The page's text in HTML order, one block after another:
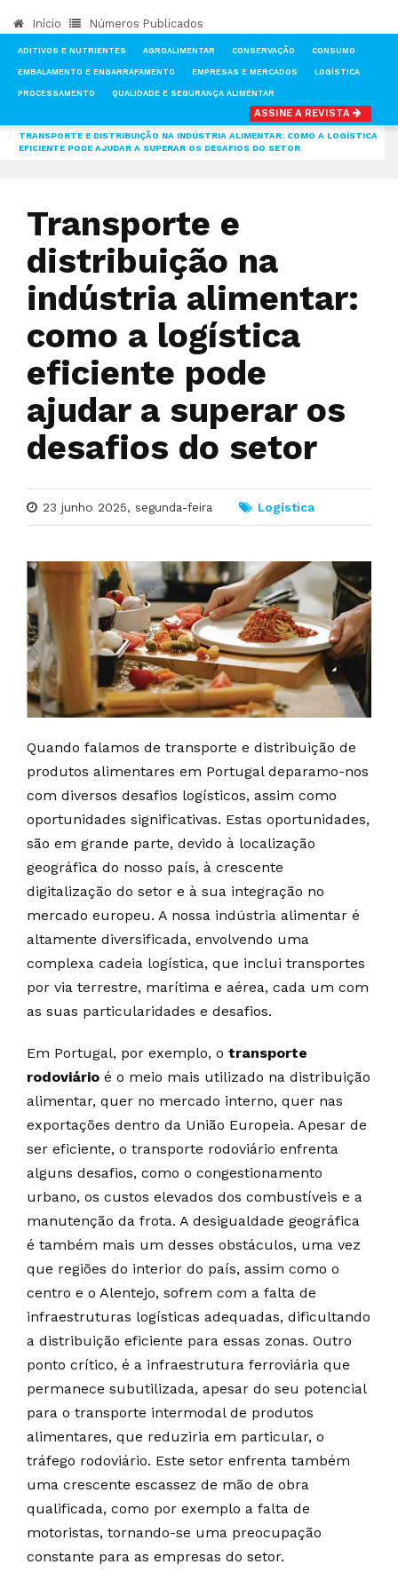
Início Números Publicados
ADITIVOS E NUTRIENTES AGROALIMENTAR CONSERVAÇÃO CONSUMO
EMBALAMENTO E ENGARRAFAMENTO EMPRESAS E MERCADOS LOGÍSTICA
PROCESSAMENTO QUALIDADE E SEGURANÇA ALIMENTAR
ASSINE A REVISTA
TRANSPORTE E DISTRIBUIÇÃO NA INDÚSTRIA ALIMENTAR: COMO A LOGÍSTICA
EFICIENTE PODE AJUDAR A SUPERAR OS DESAFIOS DO SETOR
Transporte e
distribuição na
indústria alimentar:
como a logística
eficiente pode
ajudar a superar os
desafios do setor
23 junho 2025, segunda-feira Logística
Quando falamos de transporte e distribuição de
produtos alimentares em Portugal deparamo-nos
com diversos desafios logísticos, assim como
oportunidades significativas. Estas oportunidades,
são em grande parte, devido à localização
geográfica do nosso país, à crescente
digitalização do setor e à sua integração no
mercado europeu. A nossa indústria alimentar é
altamente diversificada, envolvendo uma
complexa cadeia logística, que inclui transportes
por via terrestre, marítima e aérea, cada um com
as suas particularidades e desafios.
Em Portugal, por exemplo, o transporte
rodoviário é o meio mais utilizado na distribuição
alimentar, quer no mercado interno, quer nas
exportações dentro da União Europeia. Apesar de
ser eficiente, o transporte rodoviário enfrenta
alguns desafios, como o congestionamento
urbano, os custos elevados dos combustíveis e a
manutenção da frota. A desigualdade geográfica
é também mais um desses obstáculos, uma vez
que regiões do interior do país, assim como o
centro e o Alentejo, sofrem com a falta de
infraestruturas logísticas adequadas, dificultando
a distribuição eficiente para essas zonas. Outro
ponto crítico, é a infraestrutura ferroviária que
permanece subutilizada, apesar do seu potencial
para o transporte intermodal de produtos
alimentares, que reduziria em particular, o
tráfego rodoviário. Este setor enfrenta também
uma crescente escassez de mão de obra
qualificada, como por exemplo a falta de
motoristas, tornando-se uma preocupação
constante para as empresas do setor.